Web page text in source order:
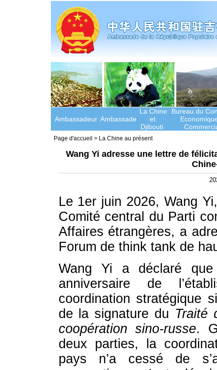
Ambassadeur Ambassade
La Chine
et
Djibouti
Bureau du
Page d'accueil > La Chine au présent
Wang Yi adresse une lettre de
Le 1er juin 2026, Wang
Comité central du Parti
Affaires étrangères, a
Forum de think tank de
Wang Yi a déclaré
anniversaire de
coordination stratégique
de la signature du Traité
coopération sino-russe.
deux parties, la
pays n’a cessé de